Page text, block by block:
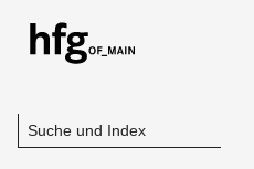
Suche und Index